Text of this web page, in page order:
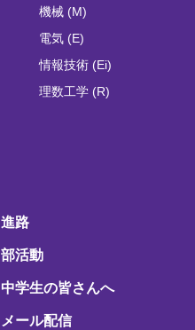
機械 (M)
電気 (E)
情報技術 (Ei)
理数工学 (R)
進路
部活動
中学生の皆さんへ
メール配信